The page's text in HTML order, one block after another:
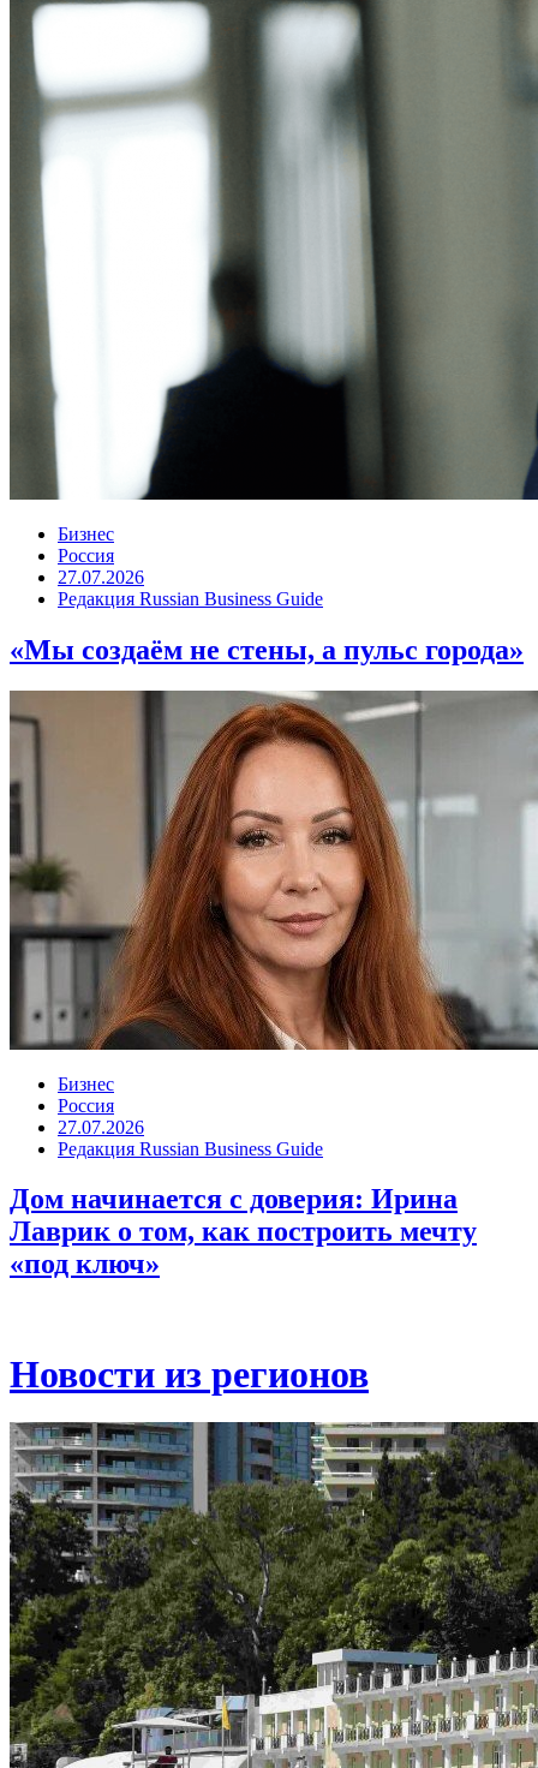
Бизнес
Россия
27.07.2026
Редакция Russian Business Guide
«Мы создаём не стены, а пульс города»
Бизнес
Россия
27.07.2026
Редакция Russian Business Guide
Дом начинается с доверия: Ирина
Лаврик о том, как построить мечту
«под ключ»
Новости из регионов